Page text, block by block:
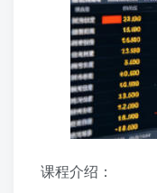
课程介绍：